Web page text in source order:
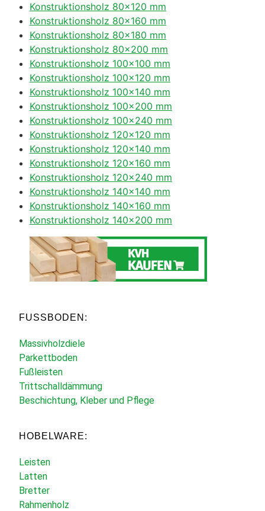
Konstruktionsholz 80×120 mm
Konstruktionsholz 80×160 mm
Konstruktionsholz 80×180 mm
Konstruktionsholz 80×200 mm
Konstruktionsholz 100×100 mm
Konstruktionsholz 100×120 mm
Konstruktionsholz 100×140 mm
Konstruktionsholz 100×200 mm
Konstruktionsholz 100×240 mm
Konstruktionsholz 120×120 mm
Konstruktionsholz 120×140 mm
Konstruktionsholz 120×160 mm
Konstruktionsholz 120×240 mm
Konstruktionsholz 140×140 mm
Konstruktionsholz 140×160 mm
Konstruktionsholz 140×200 mm
FUSSBODEN:
Massivholzdiele
Parkettboden
Fußleisten
Trittschalldämmung
Beschichtung, Kleber und Pflege
HOBELWARE:
Leisten
Latten
Bretter
Rahmenholz